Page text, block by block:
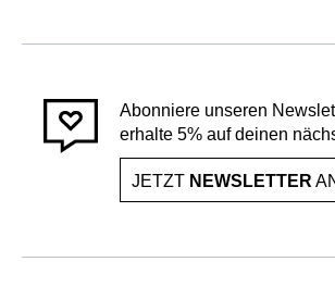
Abonniere unseren
erhalte 5% auf deinen
JETZT NEWSLETTER